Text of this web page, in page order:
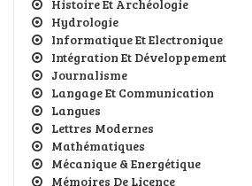
Histoire Et Archéologie
Hydrologie
Informatique Et Electronique
Intégration Et Développement
Journalisme
Langage Et Communication
Langues
Lettres Modernes
Mathématiques
Mécanique & Energétique
Mémoires De Licence